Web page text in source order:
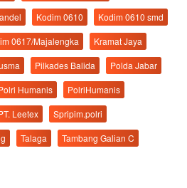
Kodim 0610
Kodim 0610 smd
0617/Majalengka
Kramat Jaya
Pilkades Balida
Polda Jabar
Humanis
PolriHumanis
Leetex
Spripim.polri
Talaga
Tambang Galian C